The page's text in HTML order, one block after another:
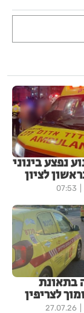
נפצע בינוני
לציון
07:53
בתאונת
לצריפין
27.07.26